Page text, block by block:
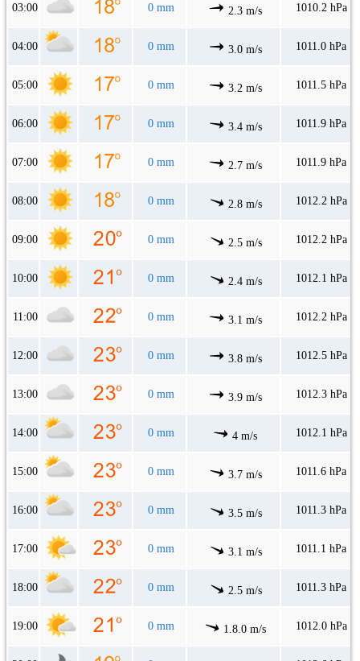
03:00 0 mm 2.3 m/s 1010.2 hPa
04:00 0 mm 3.0 m/s 1011.0 hPa
05:00 0 mm 3.2 m/s 1011.5 hPa
06:00 0 mm 3.4 m/s 1011.9 hPa
07:00 0 mm 2.7 m/s 1011.9 hPa
08:00 0 mm 2.8 m/s 1012.2 hPa
09:00 0 mm 2.5 m/s 1012.2 hPa
10:00 0 mm 2.4 m/s 1012.1 hPa
11:00 0 mm 3.1 m/s 1012.2 hPa
12:00 0 mm 3.8 m/s 1012.5 hPa
13:00 0 mm 3.9 m/s 1012.3 hPa
14:00 0 mm 4 m/s 1012.1 hPa
15:00 0 mm 3.7 m/s 1011.6 hPa
16:00 0 mm 3.5 m/s 1011.3 hPa
17:00 0 mm 3.1 m/s 1011.1 hPa
18:00 0 mm 2.5 m/s 1011.3 hPa
19:00 0 mm 1.8.0 m/s 1012.0 hPa